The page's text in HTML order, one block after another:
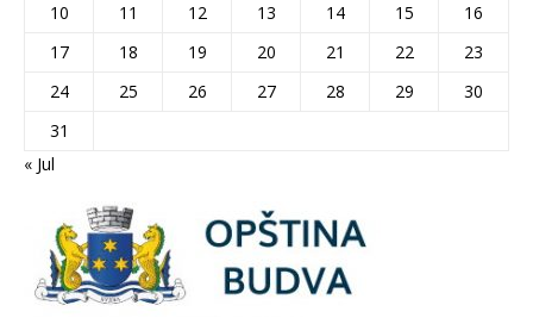
10
11 12 13 14 15
16
17
18 19 20 21 22
23
24
25 26 27 28 29
30
31
« Jul